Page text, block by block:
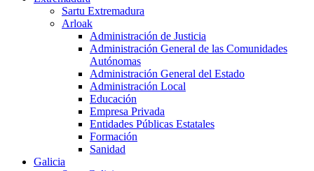
Sartu Extremadura
Arloak
Administración de Justicia
Administración General de las Comunidades
Autónomas
Administración General del Estado
Administración Local
Educación
Empresa Privada
Entidades Públicas Estatales
Formación
Sanidad
Galicia